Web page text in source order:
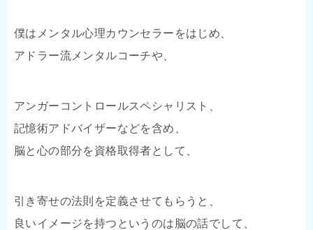
僕はメンタル心理カウンセラーをはじめ、
アドラー流メンタルコーチや、
アンガーコントロールスペシャリスト、
記憶術アドバイザーなどを含め、
脳と心の部分を資格取得者として、
引き寄せの法則を定義させてもらうと、
良いイメージを持つというのは脳の話でして、